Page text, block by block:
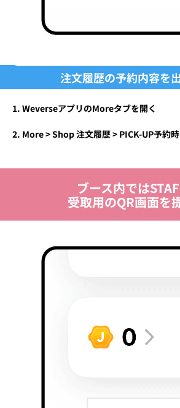
注文履歴の予約内容を
WeverseアプリのMoreタブを開く
More > Shop 注文履歴 > PICK-UP予約
ブース内では
受取用のQR画面を